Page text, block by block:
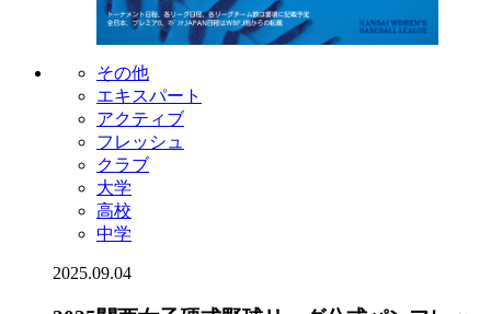
その他
エキスパート
アクティブ
フレッシュ
クラブ
大学
高校
中学
2025.09.04